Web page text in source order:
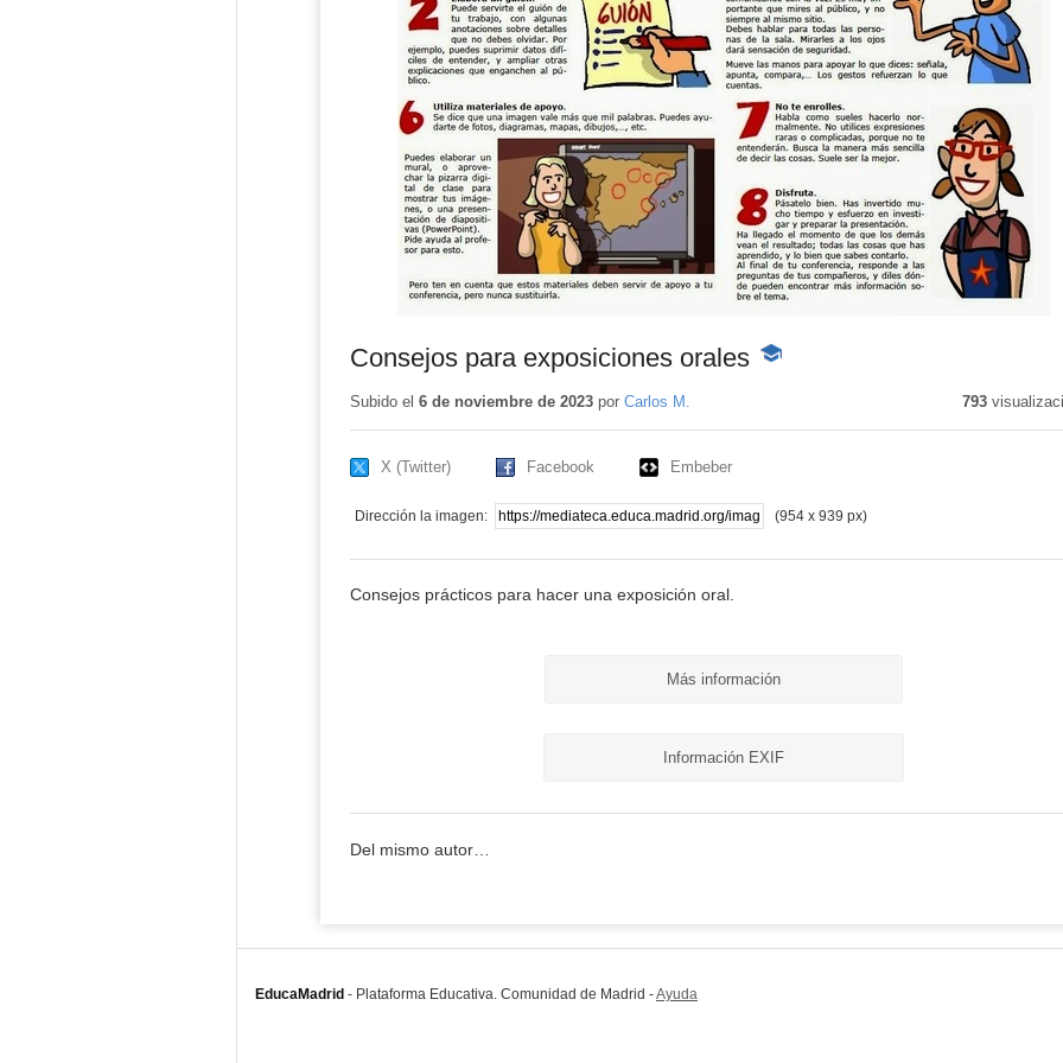
Consejos para exposiciones orales -
Subido el 6 de noviembre de 2023por Carlos M. 793
X (Twitter) Facebook Embeber
Dirección la imagen: (954 x 939 px)
Consejos prácticos para hacer una exposición oral.
Más información
Información EXIF
Del mismo autor…
EducaMadrid - Plataforma Educativa. Comunidad de Madrid -Ayuda